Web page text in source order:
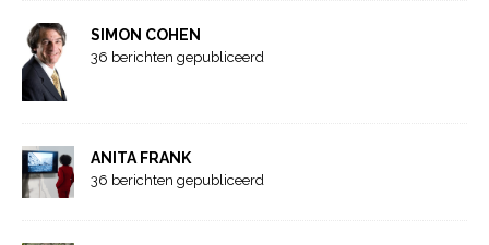
SIMON COHEN
36 berichten gepubliceerd
ANITA FRANK
36 berichten gepubliceerd